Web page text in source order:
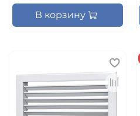
В корзину